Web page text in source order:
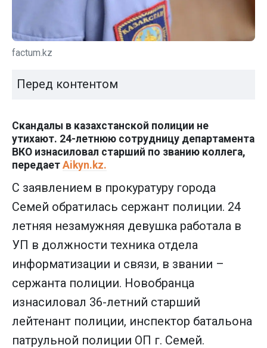
factum.kz
Перед контентом
Скандалы в казахстанской полиции не
утихают. 24-летнюю сотрудницу департамента
ВКО изнасиловал старший по званию коллега,
передает Aikyn.kz.
С заявлением в прокуратуру города
Семей обратилась сержант полиции. 24
летняя незамужняя девушка работала в
УП в должности техника отдела
информатизации и связи, в звании –
сержанта полиции. Новобранца
изнасиловал 36-летний старший
лейтенант полиции, инспектор батальона
патрульной полиции ОП г. Семей.